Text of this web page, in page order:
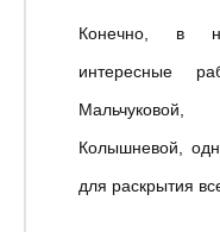
Конечно, в
интересные
Колышневой,
для раскрытия